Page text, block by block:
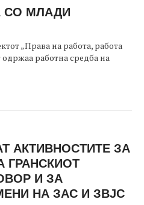
СО МЛАДИ
„Права на работа, работа
одржаа работна средба на
АКТИВНОСТИТЕ ЗА
И ЗА
НА ЗАС И ЗВЈС